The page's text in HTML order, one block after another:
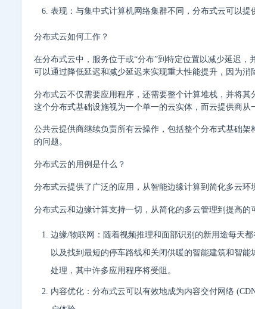
表现：与集中式计算机网络集群不同，分布式云可以提
分布式云如何工作？
在分布式云中，服务位于或“分布”到特定位置以减少延迟
可以通过降低延迟和减少延迟来实现重大性能提升，因为
分布式云不仅需要应用程序，还需要整个计算堆栈，并将
这个分布式基础设施视为一个单一的云实体，而云提供商从
公共云提供商继续负责所有云操作，包括整个分布式基础
的问题。
分布式云的用例是什么？
分布式云提供了广泛的应用，从智能边缘计算到简化多云环
分布式云和边缘计算支持一切，从简化的多云管理到提高
边缘/物联网：随着视频推理和面部识别的新用途每天
以及找到最短的停车路线和关闭供暖的智能建筑和智
处理，其中许多应用程序将受阻。
内容优化：分布式云可以有效地成为内容交付网络